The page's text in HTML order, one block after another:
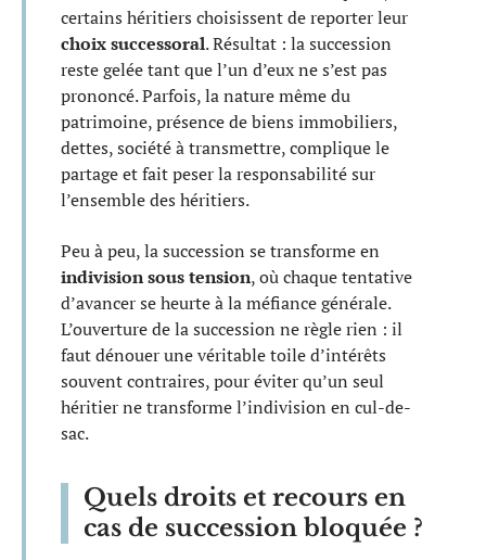
certains héritiers choisissent de reporter leur
choix successoral. Résultat : la succession
reste gelée tant que l’un d’eux ne s’est pas
prononcé. Parfois, la nature même du
patrimoine, présence de biens immobiliers,
dettes, société à transmettre, complique le
partage et fait peser la responsabilité sur
l’ensemble des héritiers.
Peu à peu, la succession se transforme en
indivision sous tension, où chaque tentative
d’avancer se heurte à la méfiance générale.
L’ouverture de la succession ne règle rien : il
faut dénouer une véritable toile d’intérêts
souvent contraires, pour éviter qu’un seul
héritier ne transforme l’indivision en cul-de-
sac.
Quels droits et recours en
cas de succession bloquée ?